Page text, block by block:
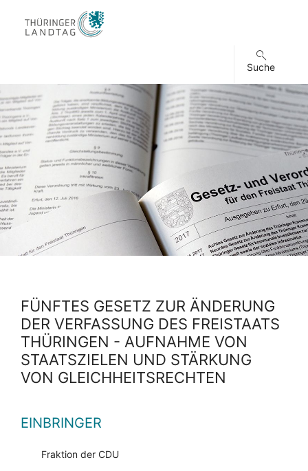
Suche
FÜNFTES GESETZ ZUR ÄNDERUNG
DER VERFASSUNG DES FREISTAATS
THÜRINGEN - AUFNAHME VON
STAATSZIELEN UND STÄRKUNG
VON GLEICHHEITSRECHTEN
EINBRINGER
Fraktion der CDU